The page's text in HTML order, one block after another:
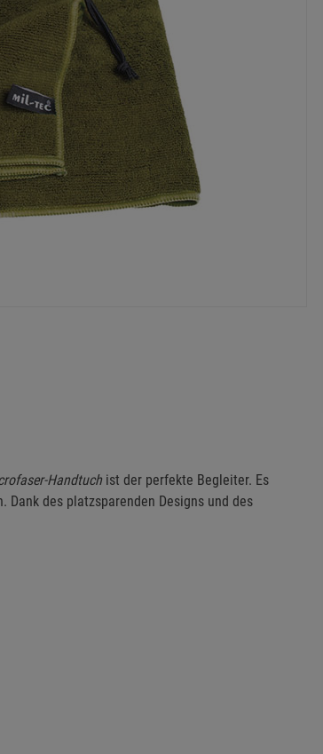
Handtuch ist der perfekte Begleiter. Es
des platzsparenden Designs und des